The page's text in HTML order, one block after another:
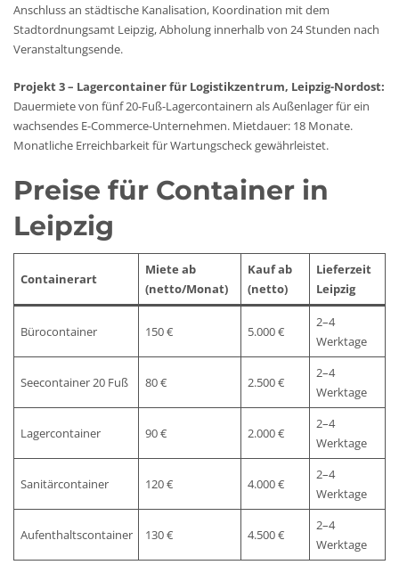
Anschluss an städtische Kanalisation, Koordination mit dem
Stadtordnungsamt Leipzig, Abholung innerhalb von 24 Stunden nach
Veranstaltungsende.
Projekt 3 – Lagercontainer für Logistikzentrum, Leipzig-Nordost:
Dauermiete von fünf 20-Fuß-Lagercontainern als Außenlager für ein
wachsendes E-Commerce-Unternehmen. Mietdauer: 18 Monate.
Monatliche Erreichbarkeit für Wartungscheck gewährleistet.
Preise für Container in
Leipzig
Containerart
Miete ab
(netto/Monat)
Kauf ab
(netto)
Lieferzeit
Leipzig
Bürocontainer 150 € 5.000 €
2–4
Werktage
Seecontainer 20 Fuß 80 € 2.500 €
2–4
Werktage
Lagercontainer 90 € 2.000 €
2–4
Werktage
Sanitärcontainer 120 € 4.000 €
2–4
Werktage
Aufenthaltscontainer 130 € 4.500 €
2–4
Werktage